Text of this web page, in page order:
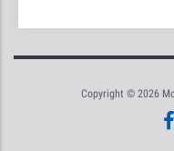
Copyright © 2026